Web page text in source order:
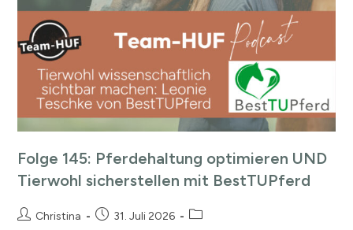
Folge 145: Pferdehaltung optimieren UND
Tierwohl sicherstellen mit BestTUPferd
Christina 31. Juli 2026